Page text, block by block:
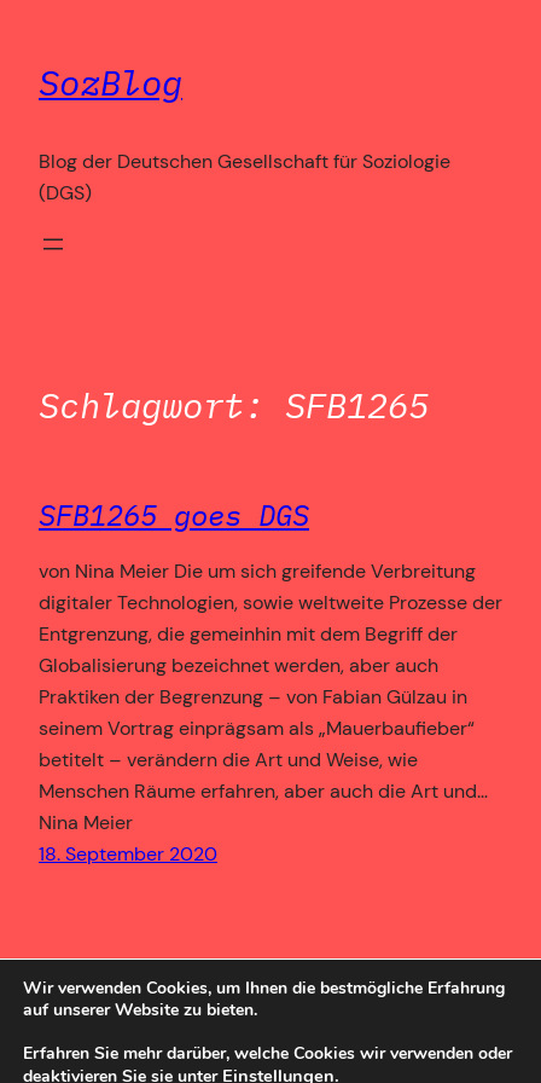
springen
SozBlog
Blog der Deutschen Gesellschaft für Soziologie
(DGS)
Schlagwort: SFB1265
SFB1265 goes DGS
von Nina Meier Die um sich greifende Verbreitung
digitaler Technologien, sowie weltweite Prozesse der
Entgrenzung, die gemeinhin mit dem Begriff der
Globalisierung bezeichnet werden, aber auch
Praktiken der Begrenzung – von Fabian Gülzau in
seinem Vortrag einprägsam als „Mauerbaufieber“
betitelt – verändern die Art und Weise, wie
Menschen Räume erfahren, aber auch die Art und…
Nina Meier
18. September 2020
Wir verwenden Cookies, um Ihnen die bestmögliche Erfahrung
auf unserer Website zu bieten.
Erfahren Sie mehr darüber, welche Cookies wir verwenden oder
deaktivieren Sie sie unter Einstellungen.